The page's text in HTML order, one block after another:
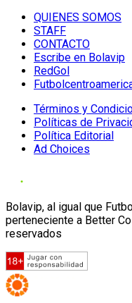
QUIENES SOMOS
STAFF
CONTACTO
Escribe en Bolavip
RedGol
Términos y
Políticas de
Política Editorial
Ad Choices
Bolavip, al igual que
perteneciente a Better
reservados